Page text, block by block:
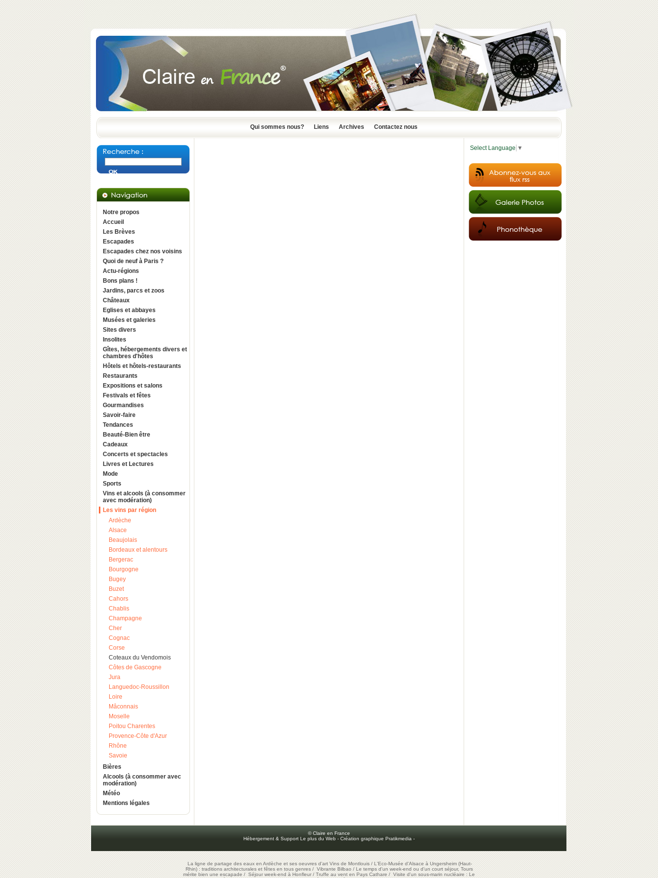
Qui sommes nous? Liens Archives Contactez nous
Notre propos
Accueil
Les Brèves
Escapades
Escapades chez nos voisins
Quoi de neuf à Paris ?
Actu-régions
Bons plans !
Jardins, parcs et zoos
Châteaux
Eglises et abbayes
Musées et galeries
Sites divers
Insolites
Gîtes, hébergements divers et
chambres d'hôtes
Hôtels et hôtels-restaurants
Restaurants
Expositions et salons
Festivals et fêtes
Gourmandises
Savoir-faire
Tendances
Beauté-Bien être
Cadeaux
Concerts et spectacles
Livres et Lectures
Mode
Sports
Vins et alcools (à consommer
avec modération)
Les vins par région
Ardèche
Alsace
Beaujolais
Bordeaux et alentours
Bergerac
Bourgogne
Bugey
Buzet
Cahors
Chablis
Champagne
Cher
Cognac
Corse
Coteaux du Vendomois
Côtes de Gascogne
Jura
Languedoc-Roussillon
Loire
Mâconnais
Moselle
Poitou Charentes
Provence-Côte d'Azur
Rhône
Savoie
Bières
Alcools (à consommer avec
modération)
Météo
Mentions légales
Select Language ▼
© Claire en France
Hébergement & Support Le plus du Web - Création graphique Pratikmedia -
La ligne de partage des eaux en Ardèche et ses oeuvres d'art Vins de Montlouis/L'Eco-Musée d'Alsace à Ungersheim (Haut-
Rhin) : traditions architecturales et fêtes en tous genres/Vibrante Bilbao/Le temps d'un week-end ou d'un court séjour, Tours
mérite bien une escapade/Séjour week-end à Honfleur/Truffe au vent en Pays Cathare/Visite d'un sous-marin nucléaire : Le